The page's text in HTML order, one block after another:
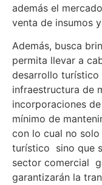
además el
venta de insumos
Además, busca
permita llevar a
desarrollo turístico
infraestructura de
incorporaciones
mínimo de
con lo cual no
turístico sino que
sector comercial
garantizarán la